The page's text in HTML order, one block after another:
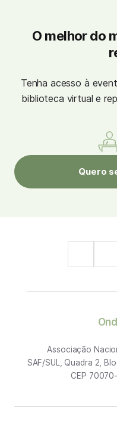
O melhor do
Tenha acesso à
biblioteca virtual e
Quero
Associação
SAF/SUL, Quadra 2,
CEP